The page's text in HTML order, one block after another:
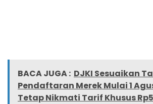
BACA JUGA : DJKI Sesuaikan
Pendaftaran Merek Mulai 1
Tetap Nikmati Tarif Khusus